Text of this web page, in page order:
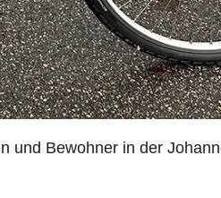
und Bewohner in der